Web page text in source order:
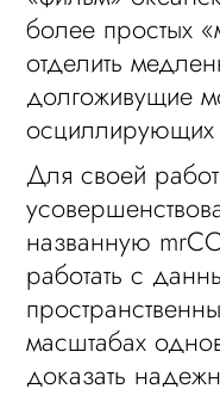
более простых
отделить
долгоживущие
Для своей
названную
работать с
масштабах
доказать